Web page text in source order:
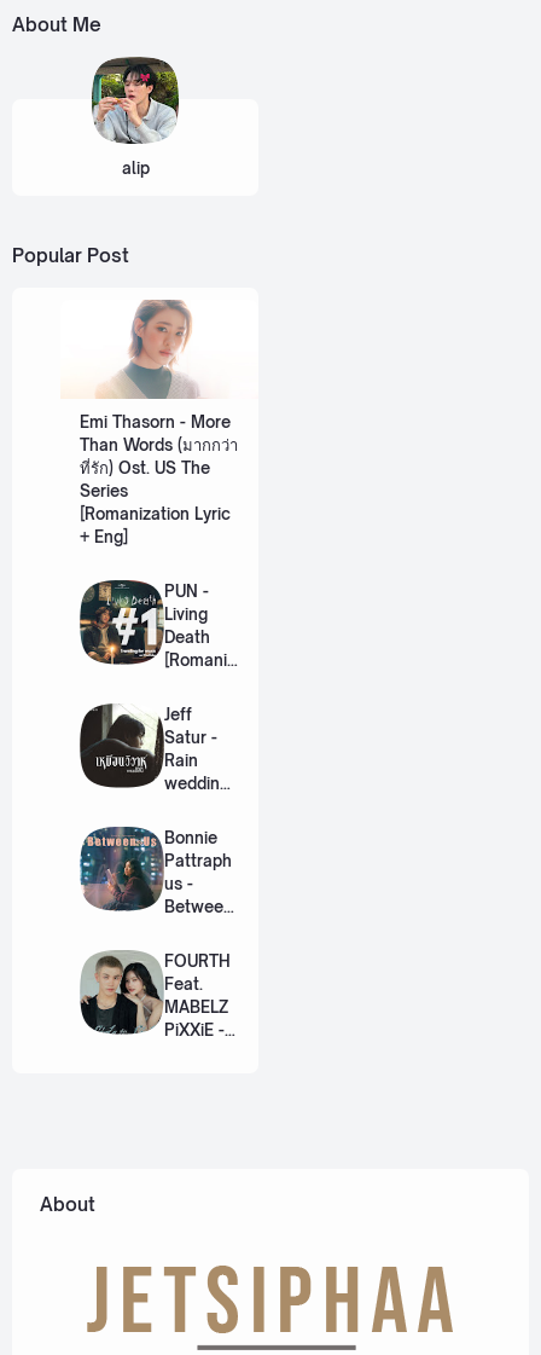
About Me
alip
Popular Post
Emi Thasorn - More
Than Words (มากกว่า
ที่รัก) Ost. US The
Series
[Romanization Lyric
+ Eng]
PUN -
Living
Death
[Romaniz
Lyric +
Eng]
Jeff
Satur -
Rain
wedding
วิวาห์)
Ost. The
Paradise
of Thorns
Lyric +
Eng]
Bonnie
Pattraph
us -
Between
US The
Series
[Romaniz
ation
FOURTH
Feat.
MABELZ
PiXXiE -
About